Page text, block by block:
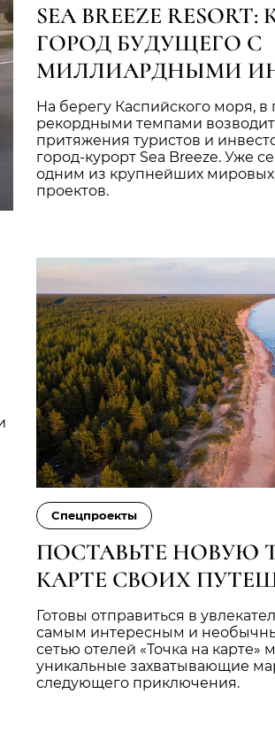
SEA BREEZE
ГОРОД БУДУЩЕГО С
МИЛЛИАРДНЫМИ
На берегу Каспийского моря, в
рекордными темпами
притяжения туристов и
город-курорт Sea Breeze. Уже
одним из крупнейших мировых
проектов.
Cпецпроекты
ПОСТАВЬТЕ НОВУЮ
КАРТЕ СВОИХ
Готовы отправиться в
самым интересным и
сетью отелей «Точка на карте»
уникальные захватывающие
следующего приключения.